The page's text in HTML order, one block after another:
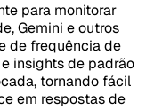
para monitorar
Gemini e outros
de frequência de
insights de padrão
tornando fácil
em respostas de